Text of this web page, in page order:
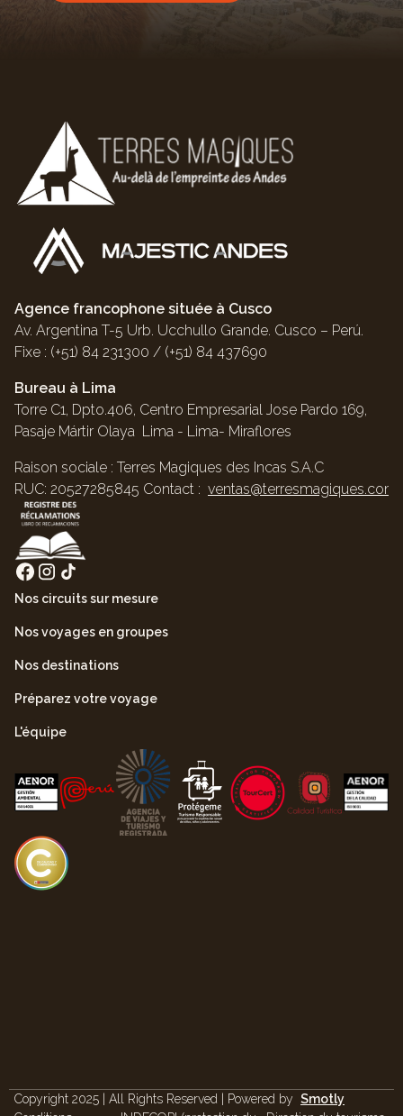
Agence francophone située à Cusco
Av. Argentina T-5 Urb. Ucchullo Grande. Cusco – Perú.
Fixe : (+51) 84 231300 / (+51) 84 437690
Bureau à Lima
Torre C1, Dpto.406, Centro Empresarial Jose Pardo 169,
Pasaje Mártir Olaya Lima - Lima- Miraflores
Raison sociale : Terres Magiques des Incas S.A.C
RUC: 20527285845 Contact : ventas@terresmagiques.com
Nos circuits sur mesure
Nos voyages en groupes
Nos destinations
Préparez votre voyage
L'équipe
Copyright 2025 | All Rights Reserved | Powered by Smotly